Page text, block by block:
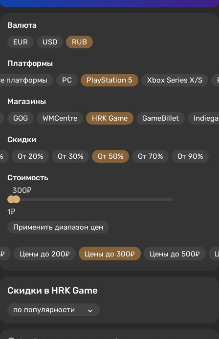
Валюта
EUR USD RUB
Платформы
платформы PC PlayStation 5 Xbox Series X/S
Магазины
GOG WMCentre HRK Game GameBillet
Скидки
От 20% От 30% От 50% От 70% От 90%
Стоимость
1₽
300₽
Применить диапазон цен
Цены до 200₽ Цены до 300₽ Цены до 500₽
Скидки в HRK Game